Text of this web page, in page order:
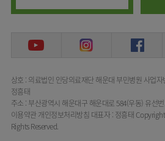
상호 : 의료법인 인당의료재단 해운대 부민병원 사업자
정흥태
주소 : 부산광역시 해운대구 해운대로 584(우동) 유선번
이용약관 개인정보처리방침 대표자 : 정흥태
Rights Reserved.